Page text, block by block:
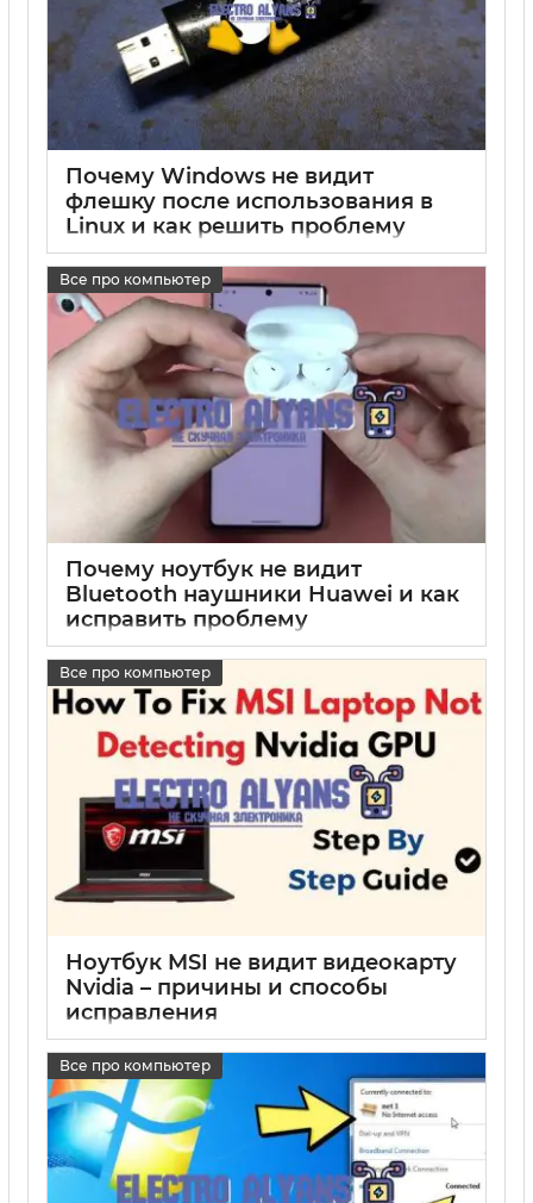
Почему Windows не видит
флешку после использования в
Linux и как решить проблему
Все про компьютер
Почему ноутбук не видит
Bluetooth наушники Huawei и как
исправить проблему
Все про компьютер
Ноутбук MSI не видит видеокарту
Nvidia – причины и способы
исправления
Все про компьютер